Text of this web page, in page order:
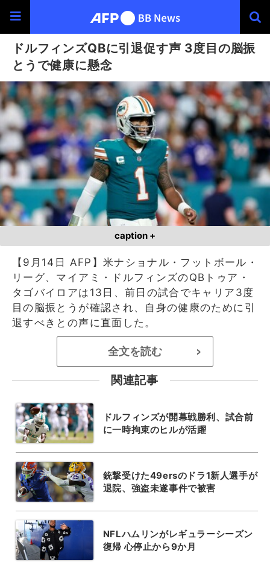
ドルフィンズQBに引退促す声 3度目の脳振
とうで健康に懸念
caption +
【9月14日 AFP】米ナショナル・フットボール・
リーグ、マイアミ・ドルフィンズのQBトゥア・
タゴバイロアは13日、前日の試合でキャリア3度
目の脳振とうが確認され、自身の健康のために引
退すべきとの声に直面した。
全文を読む >
関連記事
ドルフィンズが開幕戦勝利、試合前
に一時拘束のヒルが活躍
銃撃受けた49ersのドラ1新人選手が
退院、強盗未遂事件で被害
NFLハムリンがレギュラーシーズン
復帰 心停止から9か月